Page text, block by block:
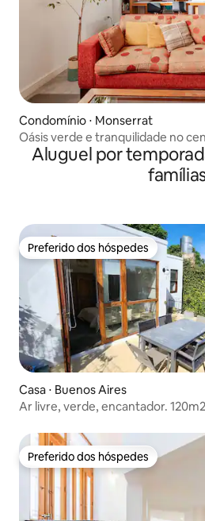
Condomínio ⋅ Monserrat
Oásis verde e tranquilidade no
Aluguel por
Preferido dos hóspedes
Preferido dos hóspedes
Casa ⋅ Buenos Aires
Ar livre, verde, encantador. 120m2
Preferido dos hóspedes
Preferido dos hóspedes